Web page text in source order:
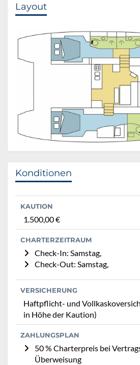
Layout
Konditionen
KAUTION
1.500,00 €
CHARTERZEITRAUM
Check-In: Samstag,
Check-Out: Samstag,
VERSICHERUNG
Haftpflicht- und
in Höhe der Kaution)
ZAHLUNGSPLAN
50 % Charterpreis bei
Überweisung